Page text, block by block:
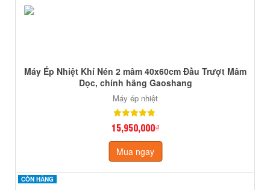
Máy Ép Nhiệt Khí Nén 2 mâm 40x60cm Đầu Trượt Mâm
Dọc, chính hãng Gaoshang
Máy ép nhiệt
15,950,000₫
Mua ngay
CÒN HÀNG
CÒN HÀNG